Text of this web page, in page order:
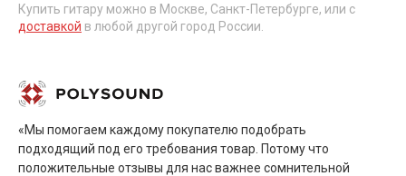
Купить гитару можно в Москве, Санкт-Петербурге, или с
доставкой в любой другой город России.
«Мы помогаем каждому покупателю подобрать
подходящий под его требования товар. Потому что
положительные отзывы для нас важнее сомнительной